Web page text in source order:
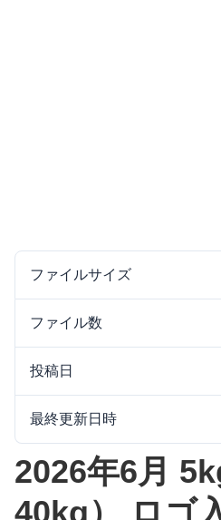
ファイルサイズ
ファイル数
投稿日
最終更新日時
2026年6月
40kg） ロゴ